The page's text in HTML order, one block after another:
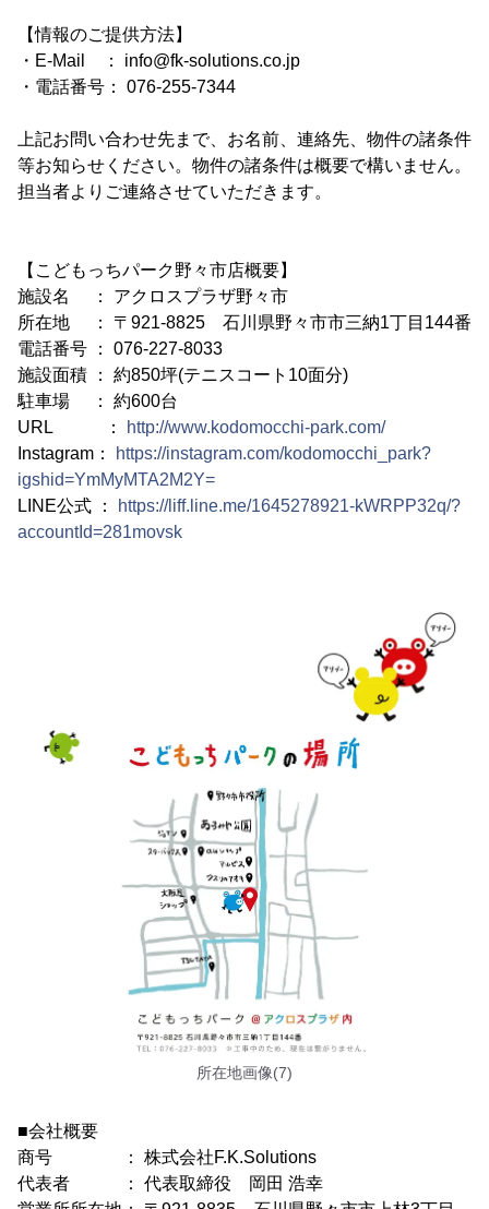
【情報のご提供方法】
・E-Mail ： info@fk-solutions.co.jp
・電話番号： 076-255-7344
上記お問い合わせ先まで、お名前、連絡先、物件の諸条件
等お知らせください。物件の諸条件は概要で構いません。
担当者よりご連絡させていただきます。
【こどもっちパーク野々市店概要】
施設名 ： アクロスプラザ野々市
所在地 ： 〒921-8825 石川県野々市市三納1丁目144番
電話番号 ： 076-227-8033
施設面積 ： 約850坪(テニスコート10面分)
駐車場 ： 約600台
URL ：
http://www.kodomocchi-park.com/
Instagram：
https://instagram.com/kodomocchi_park?
igshid=YmMyMTA2M2Y=
LINE公式 ：
https://liff.line.me/1645278921-kWRPP32q/?
accountId=281movsk
所在地画像(7)
■会社概要
商号 ： 株式会社F.K.Solutions
代表者 ： 代表取締役 岡田 浩幸